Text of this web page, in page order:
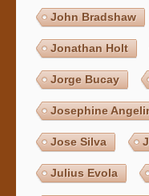
John Bradshaw
Jonathan Holt
Jorge Bucay
Josephine
Jose Silva
Julius Evola